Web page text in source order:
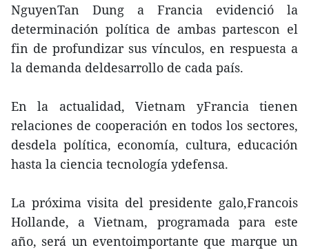
NguyenTan Dung a Francia evidenció la
determinación política de ambas partescon el
fin de profundizar sus vínculos, en respuesta a
la demanda deldesarrollo de cada país.
En la actualidad, Vietnam yFrancia tienen
relaciones de cooperación en todos los sectores,
desdela política, economía, cultura, educación
hasta la ciencia tecnología ydefensa.
La próxima visita del presidente galo,Francois
Hollande, a Vietnam, programada para este
año, será un eventoimportante que marque un